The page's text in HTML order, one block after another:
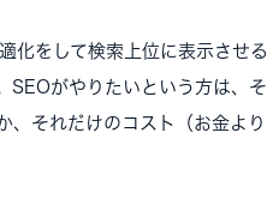
化をして検索上位に表示させ
SEOがやりたいという方は、
、それだけのコスト（お金よ